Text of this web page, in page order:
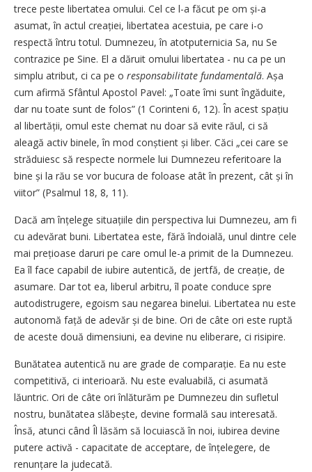
trece peste libertatea omului. Cel ce l-a făcut pe om și-a
asumat, în actul creației, libertatea acestuia, pe care i-o
respectă întru totul. Dumnezeu, în atotputernicia Sa, nu Se
contrazice pe Sine. El a dăruit omului libertatea - nu ca pe un
simplu atribut, ci ca pe o responsabilitate fundamentală. Așa
cum afirmă Sfântul Apostol Pavel: „Toate îmi sunt îngăduite,
dar nu toate sunt de folos” (1 Corinteni 6, 12). În acest spațiu
al libertății, omul este chemat nu doar să evite răul, ci să
aleagă activ binele, în mod conștient și liber. Căci „cei care se
străduiesc să respecte normele lui Dumnezeu referitoare la
bine și la rău se vor bucura de foloase atât în prezent, cât și în
viitor” (Psalmul 18, 8, 11).
Dacă am înțelege situațiile din perspectiva lui Dumnezeu, am fi
cu adevărat buni. Libertatea este, fără îndoială, unul dintre cele
mai prețioase daruri pe care omul le-a primit de la Dumnezeu.
Ea îl face capabil de iubire autentică, de jertfă, de creație, de
asumare. Dar tot ea, liberul arbitru, îl poate conduce spre
autodistrugere, egoism sau negarea binelui. Libertatea nu este
autonomă față de adevăr și de bine. Ori de câte ori este ruptă
de aceste două dimensiuni, ea devine nu eliberare, ci risipire.
Bunătatea autentică nu are grade de comparație. Ea nu este
competitivă, ci interioară. Nu este evaluabilă, ci asumată
lăuntric. Ori de câte ori înlăturăm pe Dumnezeu din sufletul
nostru, bunătatea slăbește, devine formală sau interesată.
Însă, atunci când Îl lăsăm să locuiască în noi, iubirea devine
putere activă - capacitate de acceptare, de înțelegere, de
renunțare la judecată.